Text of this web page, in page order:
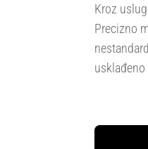
Kroz
Precizno